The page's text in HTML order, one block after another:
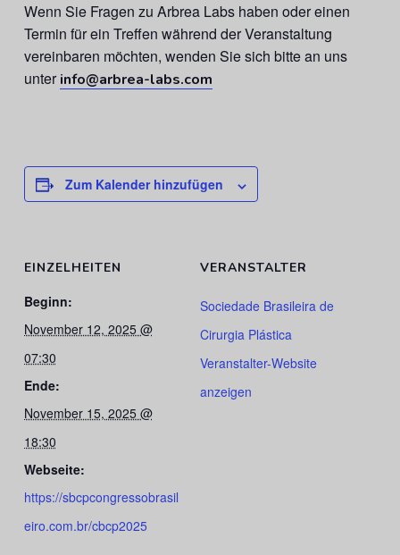
Wenn Sie Fragen zu Arbrea Labs haben oder einen
Termin für ein Treffen während der Veranstaltung
vereinbaren möchten, wenden Sie sich bitte an uns
unter info@arbrea-labs.com
Zum Kalender hinzufügen
EINZELHEITEN
Beginn:
November 12, 2025 @
07:30
Ende:
November 15, 2025 @
18:30
Webseite:
https://sbcpcongressobrasil
eiro.com.br/cbcp2025
VERANSTALTER
Sociedade Brasileira de
Cirurgia Plástica
Veranstalter-Website
anzeigen